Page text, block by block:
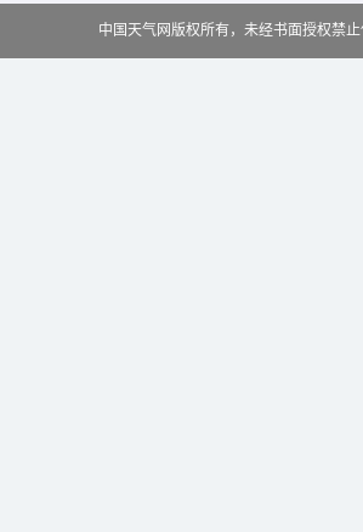
中国天气网版权所有，未经书面授权